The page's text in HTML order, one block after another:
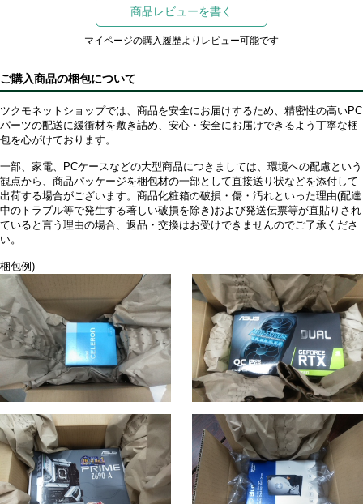
商品レビューを書く
マイページの購入履歴よりレビュー可能です
ご購入商品の梱包について
ツクモネットショップでは、商品を安全にお届けするため、精密性の高いPC
パーツの配送に緩衝材を敷き詰め、安心・安全にお届けできるよう丁寧な梱
包を心がけております。
一部、家電、PCケースなどの大型商品につきましては、環境への配慮という
観点から、商品パッケージを梱包材の一部として直接送り状などを添付して
出荷する場合がございます。商品化粧箱の破損・傷・汚れといった理由(配達
中のトラブル等で発生する著しい破損を除き)および発送伝票等が直貼りされ
ていると言う理由の場合、返品・交換はお受けできませんのでご了承くださ
い。
梱包例)